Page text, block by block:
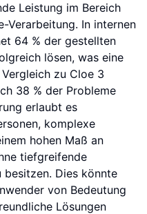
Leistung im Bereich
Verarbeitung. In internen
64 % der gestellten
lösen, was eine
zu Cloe 3
38 % der Probleme
erlaubt es
komplexe
hohen Maß an
tiefgreifende
besitzen. Dies könnte
von Bedeutung
Lösungen